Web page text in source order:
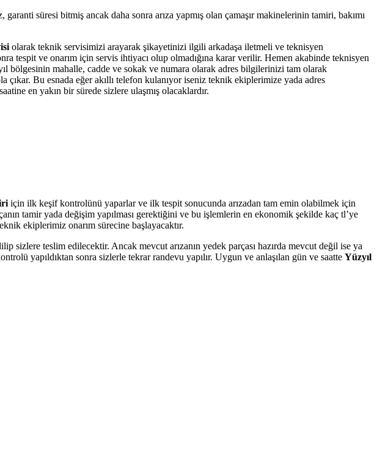
süresi bitmiş ancak daha sonra arıza yapmış olan çamaşır makinelerinin tamiri, bakımı
olarak teknik servisimizi arayarak şikayetinizi ilgili arkadaşa iletmeli ve teknisyen
ve onarım için servis ihtiyacı olup olmadığına karar verilir. Hemen akabinde teknisyen
bölgesinin mahalle, cadde ve sokak ve numara olarak adres bilgilerinizi tam olarak
Bu esnada eğer akıllı telefon kulanıyor iseniz teknik ekiplerimize yada adres
en yakın bir sürede sizlere ulaşmış olacaklardır.
için ilk keşif kontrolünü yaparlar ve ilk tespit sonucunda arızadan tam emin olabilmek için
tamir yada değişim yapılması gerektiğini ve bu işlemlerin en ekonomik şekilde kaç tl’ye
ekiplerimiz onarım sürecine başlayacaktır.
sizlere teslim edilecektir. Ancak mevcut arızanın yedek parçası hazırda mevcut değil ise ya
yapıldıktan sonra sizlerle tekrar randevu yapılır. Uygun ve anlaşılan gün ve saatte Yüzyıl